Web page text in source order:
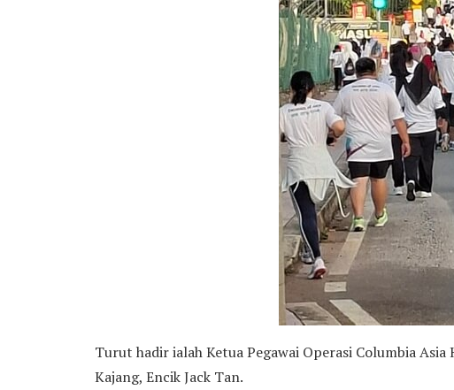
Turut hadir ialah Ketua Pegawai Operasi Columbia
Kajang, Encik Jack Tan.